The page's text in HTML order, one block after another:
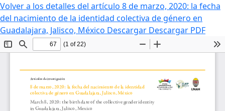
Volver a los detalles del artículo 8 de marzo, 2020: la fecha
del nacimiento de la identidad colectiva de género en
Guadalajara, Jalisco, México Descargar Descargar PDF